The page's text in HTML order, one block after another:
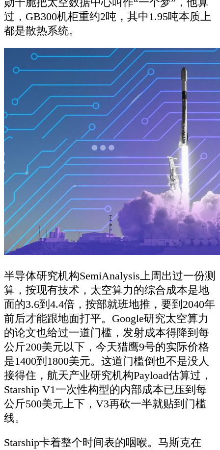
过，GB300机柜重约2吨，其中1.95吨本质上
都是散热系统。
半导体研究机构SemiAnalysis上周出过一份测
算，按现有技术，太空算力的综合成本是地
面的3.6到4.4倍，按部就班地推，要到2040年
前后才能跟地面打平。Google研究太空算力
的论文也给过一道门槛，发射成本得降到每
公斤200美元以下，今天猎鹰9号的实际价格
是1400到1800美元。这道门槛倒也不是没人
接得住，航天产业研究机构Payload估算过，
Starship V1一次性构型的内部成本已压到每
公斤500美元上下，V3再砍一半就贴到门槛
线。
Starship卡着整个时间表的咽喉。马斯克在